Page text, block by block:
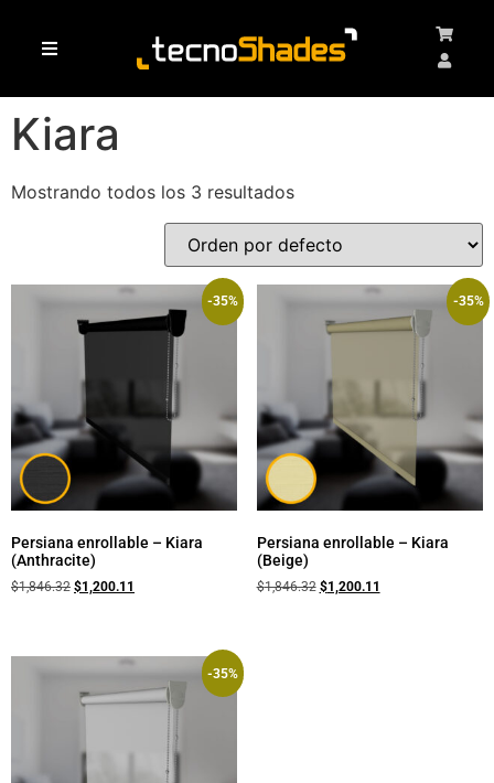
Kiara
Mostrando todos los 3 resultados
-35%
Persiana enrollable – Kiara
(Anthracite)
$1,846.32 $1,200.11
-35%
Persiana enrollable – Kiara
(Beige)
$1,846.32 $1,200.11
-35%